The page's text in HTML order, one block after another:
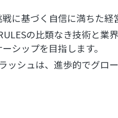
に基づく自信に満ちた経
の比類なき技術と業
シップを目指します。
ッシュは、進歩的でグロ